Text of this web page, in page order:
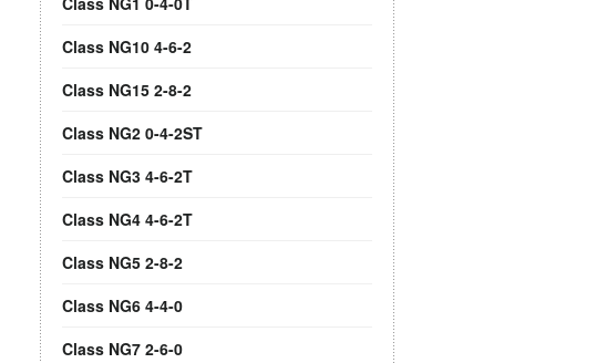
Class NG10 4-6-2
Class NG15 2-8-2
Class NG2 0-4-2ST
Class NG3 4-6-2T
Class NG4 4-6-2T
Class NG5 2-8-2
Class NG6 4-4-0
Class NG7 2-6-0